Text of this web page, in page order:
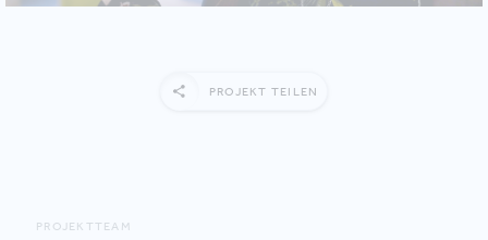
PROJEKT TEILEN
PROJEKTTEAM